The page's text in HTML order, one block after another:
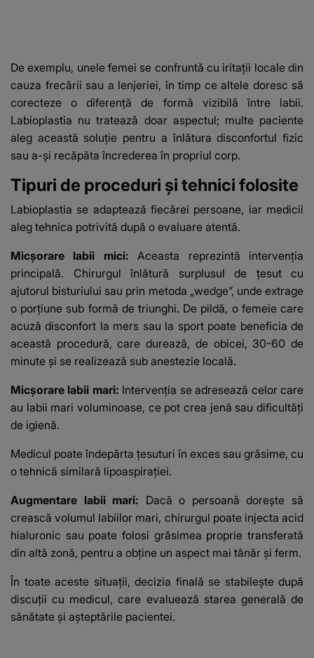
De exemplu, unele femei se confruntă cu iritații locale din
cauza frecării sau a lenjeriei, în timp ce altele doresc să
corecteze o diferență de formă vizibilă între labii.
Labioplastia nu tratează doar aspectul; multe paciente
aleg această soluție pentru a înlătura disconfortul fizic
sau a-și recăpăta încrederea în propriul corp.
Tipuri de proceduri și tehnici folosite
Labioplastia se adaptează fiecărei persoane, iar medicii
aleg tehnica potrivită după o evaluare atentă.
Micșorare labii mici:Aceasta reprezintă intervenția
principală. Chirurgul înlătură surplusul de țesut cu
ajutorul bisturiului sau prin metoda „wedge”, unde extrage
o porțiune sub formă de triunghi. De pildă, o femeie care
acuză disconfort la mers sau la sport poate beneficia de
această procedură, care durează, de obicei, 30-60 de
minute și se realizează sub anestezie locală.
Micșorare labii mari: Intervenția se adresează celor care
au labii mari voluminoase, ce pot crea jenă sau dificultăți
de igienă.
Medicul poate îndepărta țesuturi în exces sau grăsime, cu
o tehnică similară lipoaspirației.
Augmentare labii mari: Dacă o persoană dorește să
crească volumul labiilor mari, chirurgul poate injecta acid
hialuronic sau poate folosi grăsimea proprie transferată
din altă zonă, pentru a obține un aspect mai tânăr și ferm.
În toate aceste situații, decizia finală se stabilește după
discuții cu medicul, care evaluează starea generală de
sănătate și așteptările pacientei.